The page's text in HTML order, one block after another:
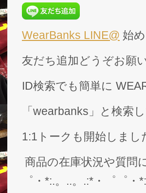
WearBanks LINE@ 始
友だち追加どうぞお願
ID検索でも簡単に
「wearbanks」と検索
1:1トークも開始しまし
商品の在庫状況や質問
゜・*:.。..。.:*・゜゜